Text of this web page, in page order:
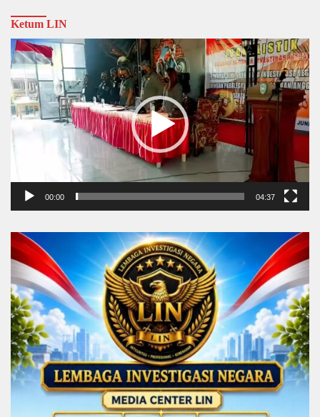
Ketum LIN
Video
Player
00:00 04:37